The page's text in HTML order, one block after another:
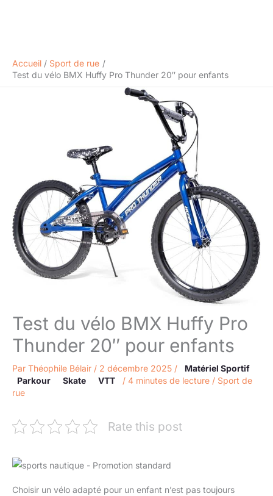
Accueil
Sport de rue
Test du vélo BMX Huffy Pro Thunder 20″ pour enfants
Test du vélo BMX Huffy Pro
Thunder 20″ pour enfants
Par Théophile Bélair / 2 décembre 2025 /
Matériel Sportif
Parkour
Skate VTT / 4 minutes de lecture / Sport de
rue
Rate this post
Choisir un vélo adapté pour un enfant n’est pas toujours